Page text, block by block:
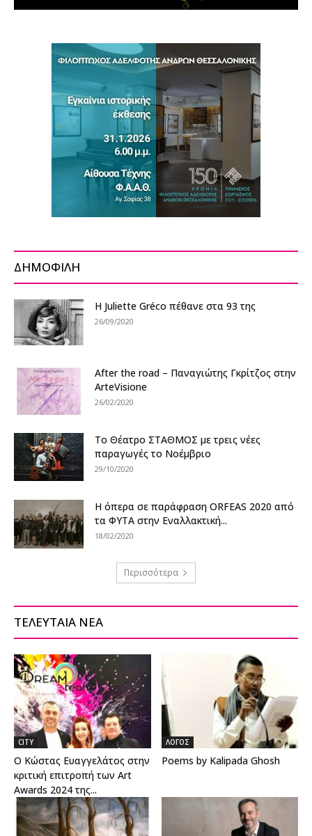
ΔΗΜΟΦΙΛΗ
H Juliette Gréco πέθανε στα 93 της
26/09/2020
After the road – Παναγιώτης Γκρίτζος στην
ArteVisione
26/02/2020
Το Θέατρο ΣΤΑΘΜΟΣ με τρεις νέες
παραγωγές το Νοέμβριο
29/10/2020
H όπερα σε παράφραση ORFEAS 2020 από
τα ΦΥΤΑ στην Εναλλακτική...
18/02/2020
Περισσότερα
ΤΕΛΕΥΤΑΙΑ ΝΕΑ
CITY
Ο Κώστας Ευαγγελάτος στην
κριτική επιτροπή των Art
Awards 2024 της...
ΛΟΓΟΣ
Poems by Kalipada Ghosh